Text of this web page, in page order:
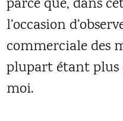
parce que, dans
l’occasion
commerciale des
plupart étant plus
moi.